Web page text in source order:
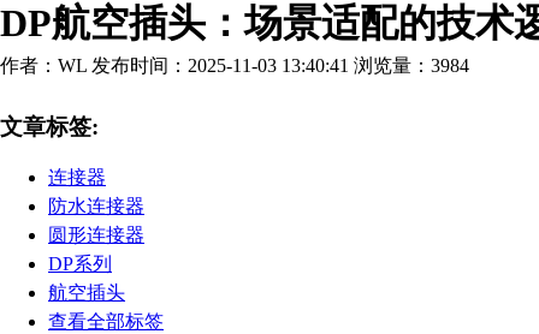
DP航空插头：场景适配的技术
作者：WL 发布时间：2025-11-03 13:40:41 浏览量：3984
文章标签:
连接器
防水连接器
圆形连接器
DP系列
航空插头
查看全部标签